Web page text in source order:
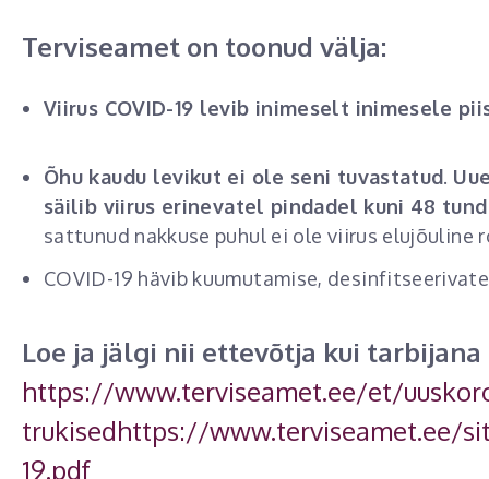
Terviseamet on toonud välja:
Viirus COVID-19 levib inimeselt inimesele
Õhu kaudu levikut ei ole seni tuvastatud.
säilib viirus erinevatel pindadel kuni 48
sattunud nakkuse puhul ei ole viirus elujõuline
COVID-19 hävib kuumutamise,
Loe ja jälgi nii ettevõtja kui
https://www.terviseamet.ee/et/
trukisedhttps://www.terviseamet.ee/
19.pdf